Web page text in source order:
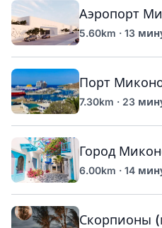
Аэропорт
5.60km · 13
Порт
7.30km · 23
Город
6.00km · 14
Скорпионы